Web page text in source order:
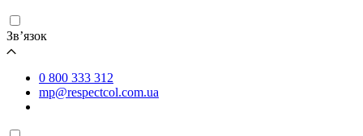
Зв’язок
0 800 333 312
mp@respectcol.com.ua